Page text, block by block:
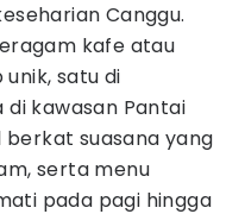
Canggu.
kafe atau
satu di
di kawasan Pantai
berkat suasana yang
serta menu
pada pagi hingga